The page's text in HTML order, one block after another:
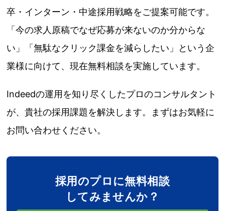
卒・インターン・中途採用戦略をご提案可能です。
「今の求人原稿でなぜ応募が来ないのか分からな
い」「無駄なクリック課金を減らしたい」という企
業様に向けて、現在無料相談を実施しています。
Indeedの運用を知り尽くしたプロのコンサルタント
が、貴社の採用課題を解決します。まずはお気軽に
お問い合わせください。
採用のプロに無料相談
してみませんか？